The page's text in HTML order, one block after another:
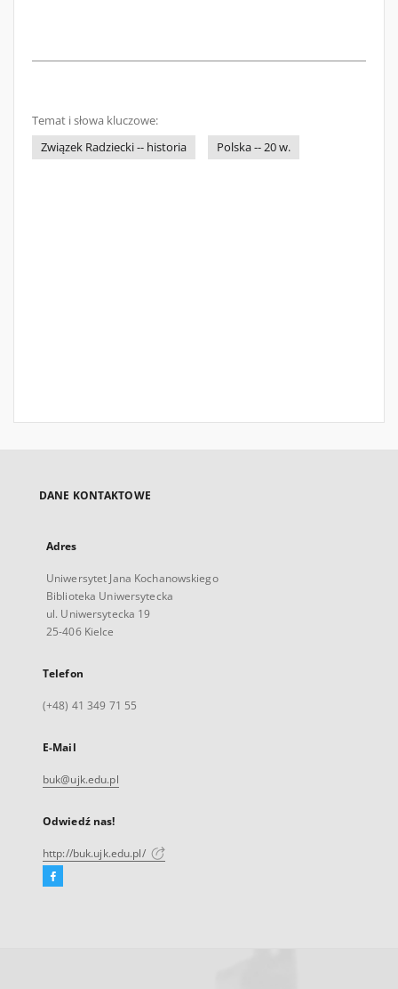
Temat i słowa kluczowe:
Związek Radziecki -- historia
Polska -- 20 w.
DANE KONTAKTOWE
Adres
Uniwersytet Jana Kochanowskiego
Biblioteka Uniwersytecka
ul. Uniwersytecka 19
25-406 Kielce
Telefon
(+48) 41 349 71 55
E-Mail
buk@ujk.edu.pl
Odwiedź nas!
http://buk.ujk.edu.pl/
Facebook